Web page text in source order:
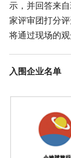
示，并回答来
家评审团打分
将通过现场的观
入围企业名单